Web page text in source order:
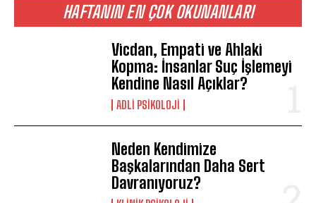
HAFTANIN EN ÇOK OKUNANLARI
Vicdan, Empati ve Ahlaki
Kopma: İnsanlar Suç İşlemeyi
Kendine Nasıl Açıklar?
ADLI PSIKOLOJI
Neden Kendimize
Başkalarından Daha Sert
Davranıyoruz?